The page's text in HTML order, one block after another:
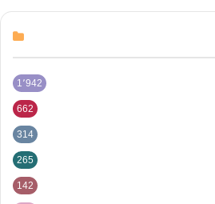
1٬942
662
314
265
142